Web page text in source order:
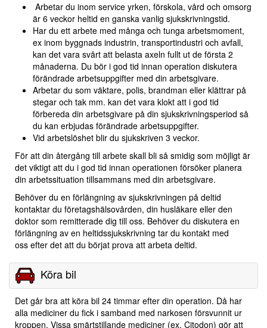
Arbetar du inom service yrken, förskola, vård och omsorg
är 6 veckor heltid en ganska vanlig sjukskrivningstid.
Har du ett arbete med många och tunga arbetsmoment,
ex inom byggnads industrin, transportindustri och avfall,
kan det vara svårt att belasta axeln fullt ut de första 2
månaderna. Du bör i god tid innan operation diskutera
förändrade arbetsuppgifter med din arbetsgivare.
Arbetar du som väktare, polis, brandman eller klättrar på
stegar och tak mm. kan det vara klokt att i god tid
förbereda din arbetsgivare på din sjukskrivningsperiod så
du kan erbjudas förändrade arbetsuppgifter.
Vid arbetslöshet blir du sjukskriven 3 veckor.
För att din återgång till arbete skall bli så smidig som möjligt är
det viktigt att du i god tid innan operationen försöker planera
din arbetssituation tillsammans med din arbetsgivare.
Behöver du en förlängning av sjukskrivningen på deltid
kontaktar du företagshälsovården, din husläkare eller den
doktor som remitterade dig till oss. Behöver du diskutera en
förlängning av en heltidssjukskrivning tar du kontakt med
oss efter det att du börjat prova att arbeta deltid.
Köra bil
Det går bra att köra bil 24 timmar efter din operation. Då har
alla mediciner du fick i samband med narkosen försvunnit ur
kroppen. Vissa smärtstillande mediciner (ex. Citodon) gör att